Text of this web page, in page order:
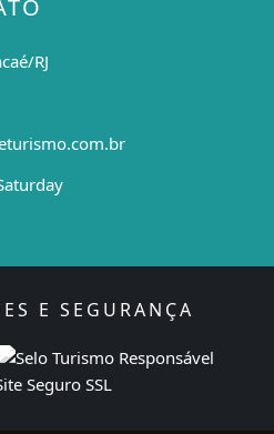
RJ
E SEGURANÇA